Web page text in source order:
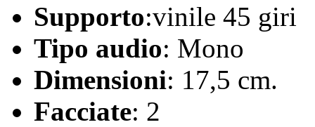
Supporto:vinile 45 giri
Tipo audio: Mono
Dimensioni: 17,5 cm.
Facciate: 2